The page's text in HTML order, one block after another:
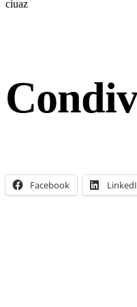
ciuaz
Facebook